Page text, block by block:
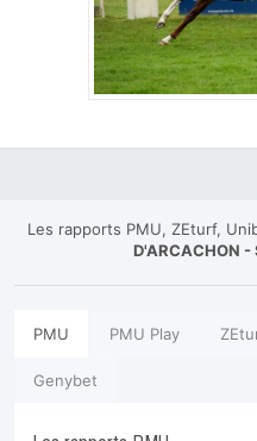
Les rapports PMU, ZEturf,
D'ARCACHON -
PMU PMU Play
Genybet